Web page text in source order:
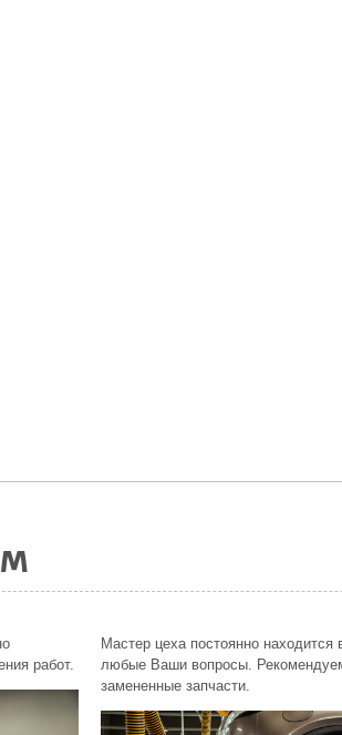
работ.
Мастер цеха постоянно находится
любые Ваши вопросы.
замененные запчасти.